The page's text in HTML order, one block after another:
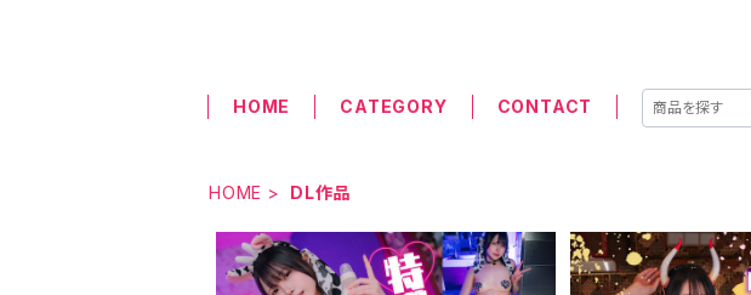
HOME CATEGORY CONTACT
HOME DL作品